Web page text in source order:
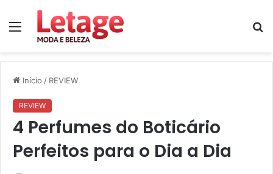
Menu
Início / REVIEW
REVIEW
4 Perfumes do Boticário
Perfeitos para o Dia a Dia